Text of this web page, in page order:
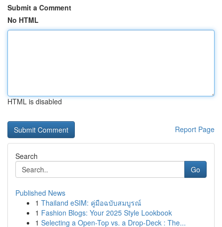
Submit a Comment
No HTML
HTML is disabled
Report Page
Search
Go
Published News
1 Thailand eSIM: คู่มือฉบับสมบูรณ์
1 Fashion Blogs: Your 2025 Style Lookbook
1 Selecting a Open-Top vs. a Drop-Deck : The...